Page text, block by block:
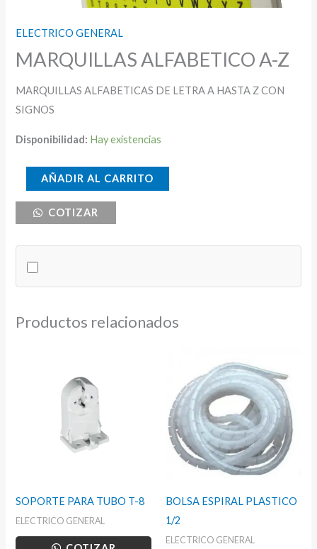
ELECTRICO GENERAL
MARQUILLAS ALFABETICO A-Z
MARQUILLAS ALFABETICAS DE LETRA A HASTA Z CON
SIGNOS
Disponibilidad: Hay existencias
MARQUILLAS
ALFABETICO
AÑADIR AL CARRITO
COTIZAR
Productos relacionados
SOPORTE PARA TUBO T-8
ELECTRICO GENERAL
BOLSA ESPIRAL PLASTICO
1/2
ELECTRICO GENERAL